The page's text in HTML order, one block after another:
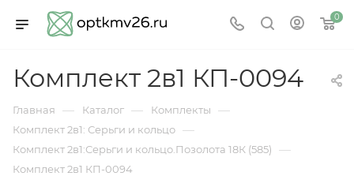
0
Комплект 2в1 КП-0094
Главная — Каталог — Комплекты —
Комплект 2в1: Серьги и кольцо —
Комплект 2в1:Серьги и кольцо.Позолота 18К (585) —
Комплект 2в1 КП-0094